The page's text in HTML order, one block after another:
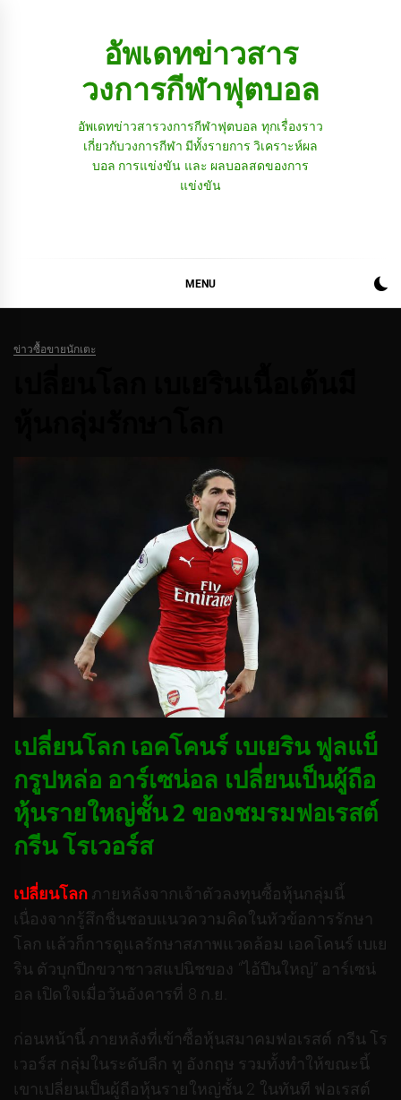
อัพเดทข่าวสาร
วงการกีฬาฟุตบอล
อัพเดทข่าวสารวงการกีฬาฟุตบอล ทุกเรื่องราว
เกี่ยวกับวงการกีฬา มีทั้งรายการ วิเคราะห์ผล
บอล การแข่งขัน และ ผลบอลสดของการ
แข่งขัน
MENU
ข่าวซื้อขายนักเตะ
เปลี่ยนโลก เอคโคนร์ เบเยริน ฟูลแบ็
กรูปหล่อ อาร์เซน่อล เปลี่ยนเป็นผู้ถือ
หุ้นรายใหญ่ชั้น 2 ของชมรมฟอเรสต์
กรีน โรเวอร์ส
เปลี่ยนโลก ภายหลังจากเจ้าตัวลงทุนซื้อหุ้นกลุ่มนี้
เนื่องจากรู้สึกชื่นชอบแนวความคิดในหัวข้อการรักษา
โลก แล้วก็การดูแลรักษาสภาพแวดล้อม เอคโคนร์ เบเย
ริน ตัวบุกปีกขวาชาวสแปนิชของ “ไอ้ปืนใหญ่” อาร์เซน่
อล เปิดใจเมื่อวันอังคารที่ 8 ก.ย.
ก่อนหน้านี้ ภายหลังที่เข้าซื้อหุ้นสมาคมฟอเรสต์ กรีน โร
เวอร์ส กลุ่มในระดับลีก ทู อังกฤษ รวมทั้งทำให้ขณะนี้
เขาเปลี่ยนเป็นผู้ถือหุ้นรายใหญ่ชั้น 2 ในทันที ฟอเรสต์